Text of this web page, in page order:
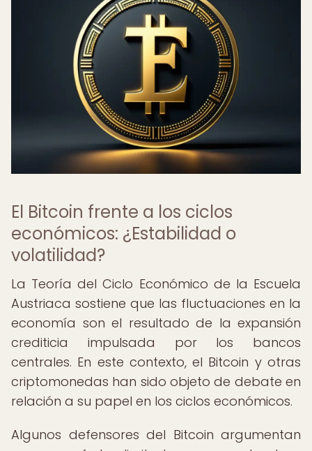
El Bitcoin frente a los ciclos
económicos: ¿Estabilidad o
volatilidad?
La Teoría del Ciclo Económico de la Escuela
Austriaca sostiene que las fluctuaciones en la
economía son el resultado de la expansión
crediticia impulsada por los bancos
centrales. En este contexto, el Bitcoin y otras
criptomonedas han sido objeto de debate en
relación a su papel en los ciclos económicos.
Algunos defensores del Bitcoin argumentan